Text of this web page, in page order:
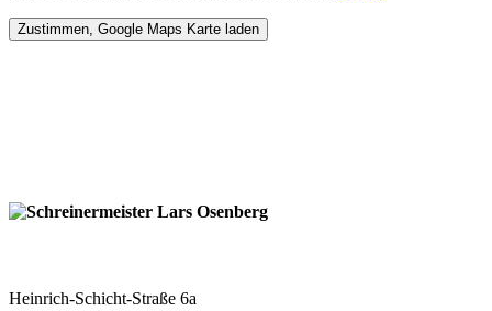
Heinrich-Schicht-Straße 6a